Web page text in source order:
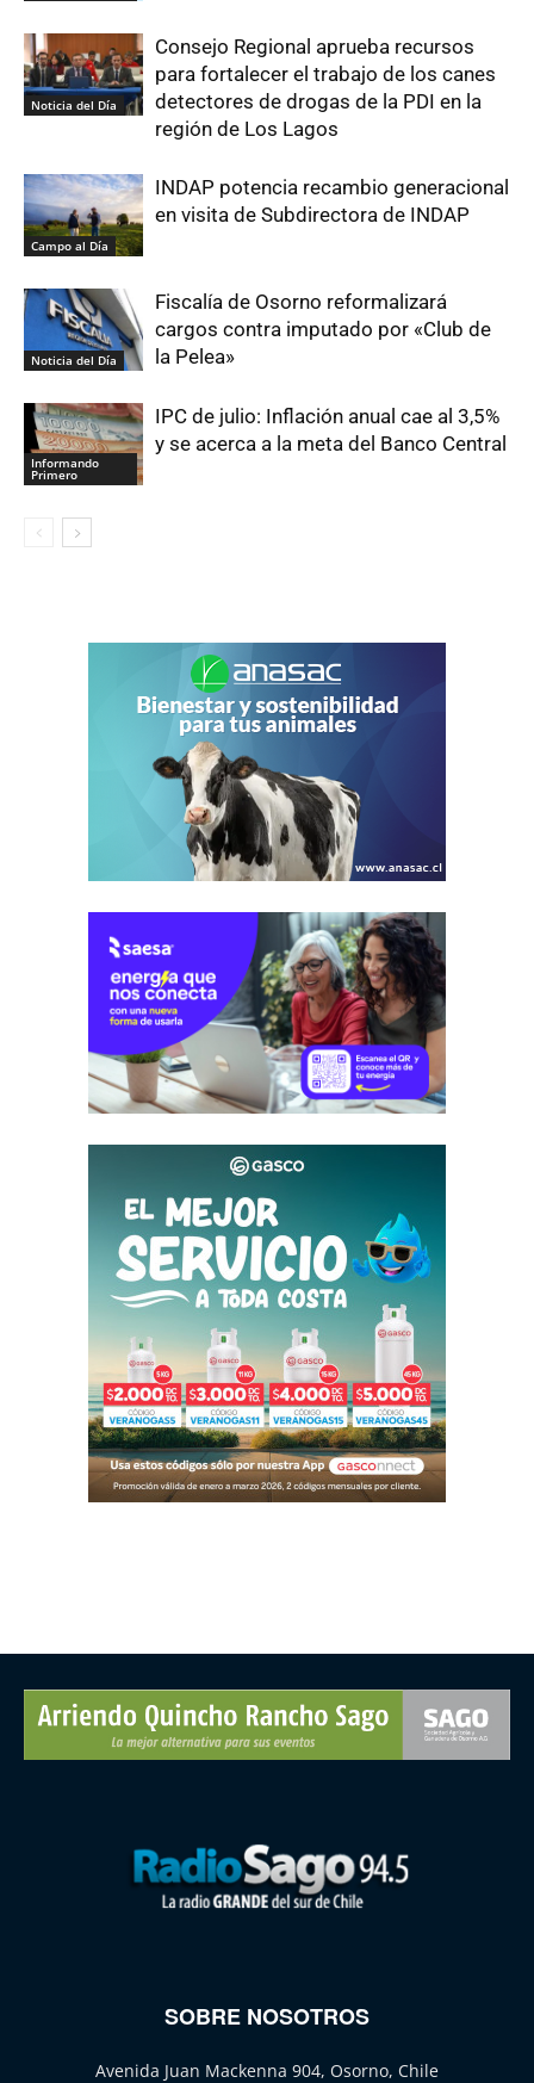
Noticia del Día
Consejo Regional aprueba recursos
para fortalecer el trabajo de los canes
detectores de drogas de la PDI en la
región de Los Lagos
Campo al Día
INDAP potencia recambio generacional
en visita de Subdirectora de INDAP
Noticia del Día
Fiscalía de Osorno reformalizará
cargos contra imputado por «Club de
la Pelea»
Informando
Primero
IPC de julio: Inflación anual cae al 3,5%
y se acerca a la meta del Banco Central
SOBRE NOSOTROS
Avenida Juan Mackenna 904, Osorno, Chile